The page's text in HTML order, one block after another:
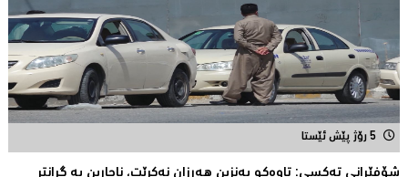
5 رۆژ پێش ئێستا